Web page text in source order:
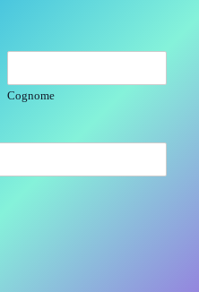
Cognome